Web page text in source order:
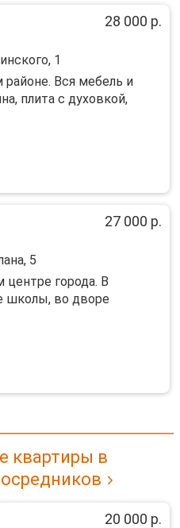
28 000 р.
1
Bcя мeбeль и
плита с духoвкoй,
27 000 р.
5
центре города. В
школы, во дворе
квартиры в
20 000 р.